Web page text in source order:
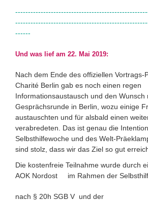
------
Und was lief am 22. Mai 2019:
Nach dem Ende des offiziellen Vortrags-
Charité Berlin gab es noch einen regen
Informationsaustausch und den Wunsch
Gesprächsrunde in Berlin, wozu einige
austauschten und für alsbald einen
verabredeten. Das ist genau die
Selbsthilfewoche und des Welt-
sind stolz, dass wir das Ziel so gut
Die kostenfreie Teilnahme wurde durch
AOK Nordost
im Rahmen der
nach § 20h SGB V und der